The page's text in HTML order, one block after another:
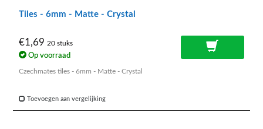
Tiles - 6mm - Matte - Crystal
€1,69 20 stuks
Op voorraad
Czechmates tiles - 6mm - Matte - Crystal
Toevoegen aan vergelijking